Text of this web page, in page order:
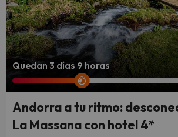
Quedan 3 días 9 horas
Andorra a tu ritmo:
La Massana con hotel 4*